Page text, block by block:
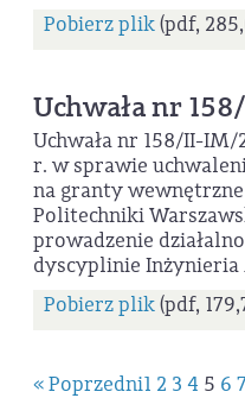
Pobierz plik(pdf,
Uchwała nr
Uchwała nr 158/II-IM/
r. w sprawie
na granty
Politechniki
prowadzenie
dyscyplinie Inżynieria
Pobierz plik(pdf,
« Poprzedni1 2 3 4 5 6 7